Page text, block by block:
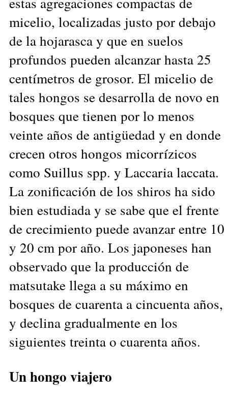
micelio, localizadas justo por debajo
de la hojarasca y que en suelos
profundos pueden alcanzar hasta 25
centímetros de grosor. El micelio de
tales hongos se desarrolla de novo en
bosques que tienen por lo menos
veinte años de antigüedad y en donde
crecen otros hongos micorrízicos
como Suillus spp. y Laccaria laccata.
La zonificación de los shiros ha sido
bien estudiada y se sabe que el frente
de crecimiento puede avanzar entre 10
y 20 cm por año. Los japoneses han
observado que la producción de
matsutake llega a su máximo en
bosques de cuarenta a cincuenta años,
y declina gradualmente en los
siguientes treinta o cuarenta años.
Un hongo viajero